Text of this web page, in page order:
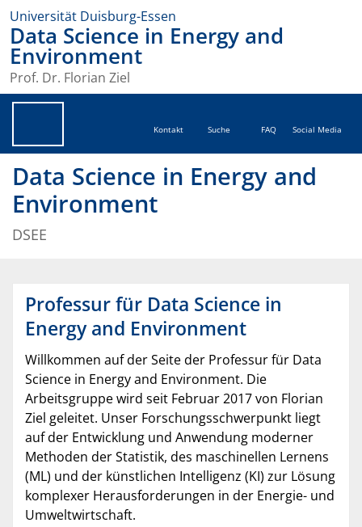
Universität Duisburg-Essen
Data Science in Energy and
Environment
Prof. Dr. Florian Ziel
Kontakt Suche FAQ Social Media
Data Science in Energy and
Environment
DSEE
Professur für Data Science in
Energy and Environment
Willkommen auf der Seite der Professur für Data
Science in Energy and Environment. Die
Arbeitsgruppe wird seit Februar 2017 von Florian
Ziel geleitet. Unser Forschungsschwerpunkt liegt
auf der Entwicklung und Anwendung moderner
Methoden der Statistik, des maschinellen Lernens
(ML) und der künstlichen Intelligenz (KI) zur Lösung
komplexer Herausforderungen in der Energie- und
Umweltwirtschaft.